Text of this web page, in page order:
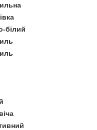
білий